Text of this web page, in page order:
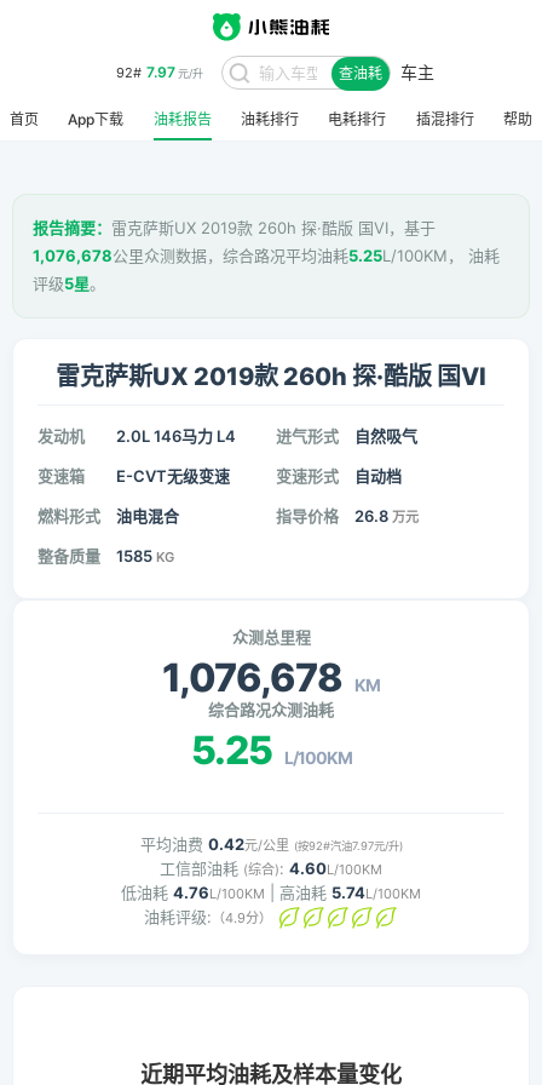
92# 7.97元/升 查油耗 车主
首页 App下载 油耗报告 油耗排行 电耗排行 插混排行 帮助
报告摘要： 雷克萨斯UX 2019款 260h 探·酷版 国VI，基于
1,076,678公里众测数据，综合路况平均油耗5.25L/100KM， 油耗
评级5星。
雷克萨斯UX 2019款 260h 探·酷版 国VI
发动机 2.0L 146马力 L4 进气形式 自然吸气
变速箱 E-CVT无级变速 变速形式 自动档
燃料形式 油电混合 指导价格 26.8 万元
整备质量 1585 KG
众测总里程
1,076,678 KM
综合路况众测油耗
5.25 L/100KM
平均油费 0.42元/公里 (按92#汽油7.97元/升)
工信部油耗 (综合): 4.60L/100KM
低油耗 4.76L/100KM | 高油耗 5.74L/100KM
油耗评级: （4.9分）